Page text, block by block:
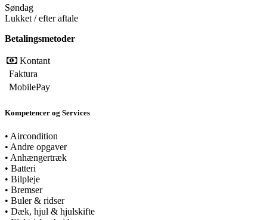
Søndag
Lukket / efter aftale
Betalingsmetoder
Kontant
Faktura
MobilePay
Kompetencer og Services
• Aircondition
• Andre opgaver
• Anhængertræk
• Batteri
• Bilpleje
• Bremser
• Buler & ridser
• Dæk, hjul & hjulskifte